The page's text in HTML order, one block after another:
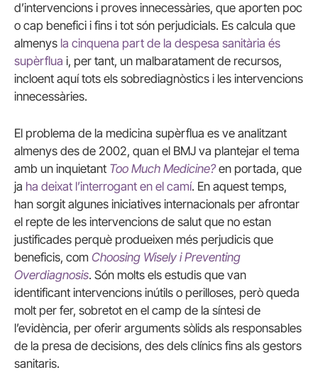
d’intervencions i proves innecessàries, que aporten poc
o cap benefici i fins i tot són perjudicials. Es calcula que
almenys la cinquena part de la despesa sanitària és
supèrflua i, per tant, un malbaratament de recursos,
incloent aquí tots els sobrediagnòstics i les intervencions
innecessàries.
El problema de la medicina supèrflua es ve analitzant
almenys des de 2002, quan el BMJ va plantejar el tema
amb un inquietant Too Much Medicine?en portada, que
ja ha deixat l’interrogant en el camí. En aquest temps,
han sorgit algunes iniciatives internacionals per afrontar
el repte de les intervencions de salut que no estan
justificades perquè produeixen més perjudicis que
beneficis, com Choosing Wisely i Preventing
Overdiagnosis. Són molts els estudis que van
identificant intervencions inútils o perilloses, però queda
molt per fer, sobretot en el camp de la síntesi de
l’evidència, per oferir arguments sòlids als responsables
de la presa de decisions, des dels clínics fins als gestors
sanitaris.